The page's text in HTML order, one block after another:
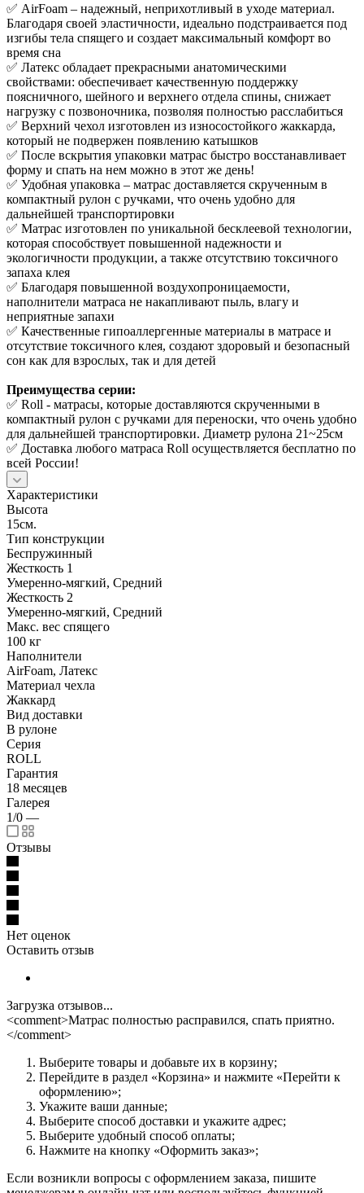
✅ AirFoam – надежный, неприхотливый в уходе материал.
Благодаря своей эластичности, идеально подстраивается под
изгибы тела спящего и создает максимальный комфорт во
время сна
✅ Латекс обладает прекрасными анатомическими
свойствами: обеспечивает качественную поддержку
поясничного, шейного и верхнего отдела спины, снижает
нагрузку с позвоночника, позволяя полностью расслабиться
✅ Верхний чехол изготовлен из износостойкого жаккарда,
который не подвержен появлению катышков
✅ После вскрытия упаковки матрас быстро восстанавливает
форму и спать на нем можно в этот же день!
✅ Удобная упаковка – матрас доставляется скрученным в
компактный рулон с ручками, что очень удобно для
дальнейшей транспортировки
✅ Матрас изготовлен по уникальной бесклеевой технологии,
которая способствует повышенной надежности и
экологичности продукции, а также отсутствию токсичного
запаха клея
✅ Благодаря повышенной воздухопроницаемости,
наполнители матраса не накапливают пыль, влагу и
неприятные запахи
✅ Качественные гипоаллергенные материалы в матрасе и
отсутствие токсичного клея, создают здоровый и безопасный
сон как для взрослых, так и для детей
Преимущества серии:
✅ Roll - матрасы, которые доставляются скрученными в
компактный рулон с ручками для переноски, что очень удобно
для дальнейшей транспортировки. Диаметр рулона 21~25см
✅ Доставка любого матраса Roll осуществляется бесплатно по
всей России!
Характеристики
Высота
15см.
Тип конструкции
Беспружинный
Жесткость 1
Умеренно-мягкий, Средний
Жесткость 2
Умеренно-мягкий, Средний
Макс. вес спящего
100 кг
Наполнители
AirFoam, Латекс
Материал чехла
Жаккард
Вид доставки
В рулоне
Серия
ROLL
Гарантия
18 месяцев
Галерея
1/0 —
Отзывы
Нет оценок
Оставить отзыв
Загрузка отзывов...
<comment>Матрас полностью расправился, спать приятно.
</comment>
Выберите товары и добавьте их в корзину;
Перейдите в раздел «Корзина» и нажмите «Перейти к
оформлению»;
Укажите ваши данные;
Выберите способ доставки и укажите адрес;
Выберите удобный способ оплаты;
Нажмите на кнопку «Оформить заказ»;
Если возникли вопросы с оформлением заказа, пишите